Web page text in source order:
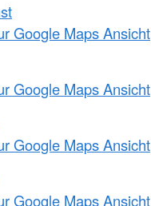
Google Maps Ansicht
Google Maps Ansicht
Google Maps Ansicht
Google Maps Ansicht